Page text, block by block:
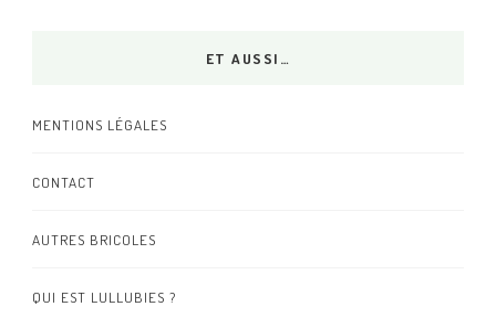
ET AUSSI…
MENTIONS LÉGALES
CONTACT
AUTRES BRICOLES
QUI EST LULLUBIES ?